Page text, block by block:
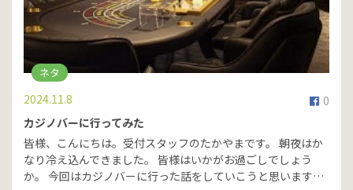
ネタ
0
2024.11.8
カジノバーに行ってみた
皆様、こんにちは。受付スタッフのたかやまです。 朝夜はか
なり冷え込んできました。 皆様はいかがお過ごしでしょう
か。 今回はカジノバーに行った話をしていこうと思います…